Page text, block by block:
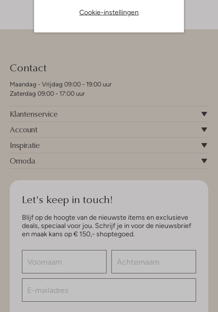
Cookie-instellingen
Contact
Maandag - Vrijdag 09:00 - 19:00 uur
Zaterdag 09:00 - 17:00 uur
Klantenservice
Account
Inspiratie
Omoda
Let's keep in touch!
Blijf op de hoogte van de nieuwste items en exclusieve
deals, speciaal voor jou. Schrijf je in voor de nieuwsbrief
en maak kans op € 150,- shoptegoed.